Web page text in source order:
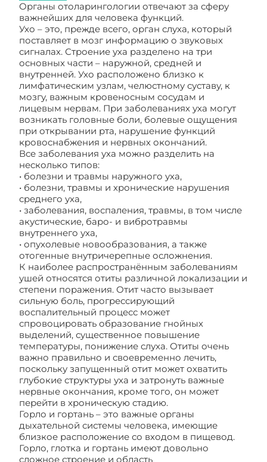
Органы отоларингологии отвечают за сферу
важнейших для человека функций.
Ухо – это, прежде всего, орган слуха, который
поставляет в мозг информацию о звуковых
сигналах. Строение уха разделено на три
основных части – наружной, средней и
внутренней. Ухо расположено близко к
лимфатическим узлам, челюстному суставу, к
мозгу, важным кровеносным сосудам и
лицевым нервам. При заболеваниях уха могут
возникать головные боли, болевые ощущения
при открывании рта, нарушение функций
кровоснабжения и нервных окончаний.
Все заболевания уха можно разделить на
несколько типов:
• болезни и травмы наружного уха,
• болезни, травмы и хронические нарушения
среднего уха,
• заболевания, воспаления, травмы, в том числе
акустические, баро- и вибротравмы
внутреннего уха,
• опухолевые новообразования, а также
отогенные внутричерепные осложнения.
К наиболее распространённым заболеваниям
ушей относятся отиты различной локализации и
степени поражения. Отит часто вызывает
сильную боль, прогрессирующий
воспалительный процесс может
спровоцировать образование гнойных
выделений, существенное повышение
температуры, понижение слуха. Отиты очень
важно правильно и своевременно лечить,
поскольку запущенный отит может охватить
глубокие структуры уха и затронуть важные
нервные окончания, кроме того, он может
перейти в хроническую стадию.
Горло и гортань – это важные органы
дыхательной системы человека, имеющие
близкое расположение со входом в пищевод.
Горло, глотка и гортань имеют довольно
сложное строение и область